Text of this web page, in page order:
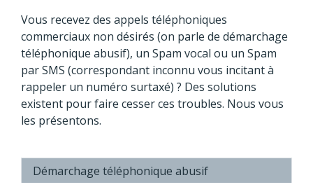
Vous recevez des appels téléphoniques
commerciaux non désirés (on parle de démarchage
téléphonique abusif), un Spam vocal ou un Spam
par SMS (correspondant inconnu vous incitant à
rappeler un numéro surtaxé) ? Des solutions
existent pour faire cesser ces troubles. Nous vous
les présentons.
Démarchage téléphonique abusif